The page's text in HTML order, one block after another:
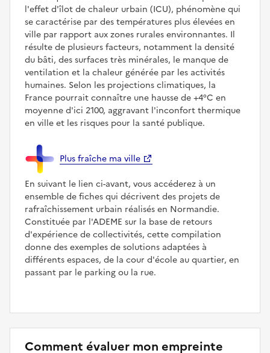
l'effet d'îlot de chaleur urbain (ICU), phénomène qui
se caractérise par des températures plus élevées en
ville par rapport aux zones rurales environnantes. Il
résulte de plusieurs facteurs, notamment la densité
du bâti, des surfaces très minérales, le manque de
ventilation et la chaleur générée par les activités
humaines. Selon les projections climatiques, la
France pourrait connaître une hausse de +4°C en
moyenne d'ici 2100, aggravant l'inconfort thermique
en ville et les risques pour la santé publique.
Plus fraîche ma ville
En suivant le lien ci-avant, vous accéderez à un
ensemble de fiches qui décrivent des projets de
rafraîchissement urbain réalisés en Normandie.
Constituée par l'ADEME sur la base de retours
d'expérience de collectivités, cette compilation
donne des exemples de solutions adaptées à
différents espaces, de la cour d'école au quartier, en
passant par le parking ou la rue.
Comment évaluer mon empreinte